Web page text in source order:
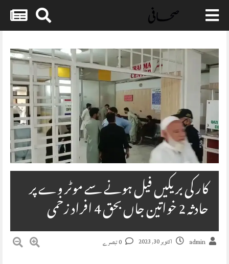
Skip
content
کار کی بریکیں فیل ہونے سے موٹر وے پر
حادثہ 2 خواتین جاں بحق 4 افراد زخمی
admin اکتوبر 30, 2023